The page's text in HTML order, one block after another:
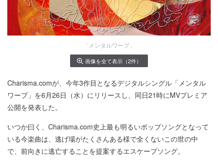
「メンタルワープ」
画像を全て表示（2件）
Charisma.comが、今年3作目となるデジタルシングル「メンタル
ワープ」を6月26日（水）にリリースし、同日21時にMVプレミア
公開を発表した。
いつか曰く、Charisma.com史上最も明るいポップソングとなって
いる今楽曲は、逃げ場がたくさんある様で全くないこの世の中
で、前向きに逃亡することを提案するエスケープソング。